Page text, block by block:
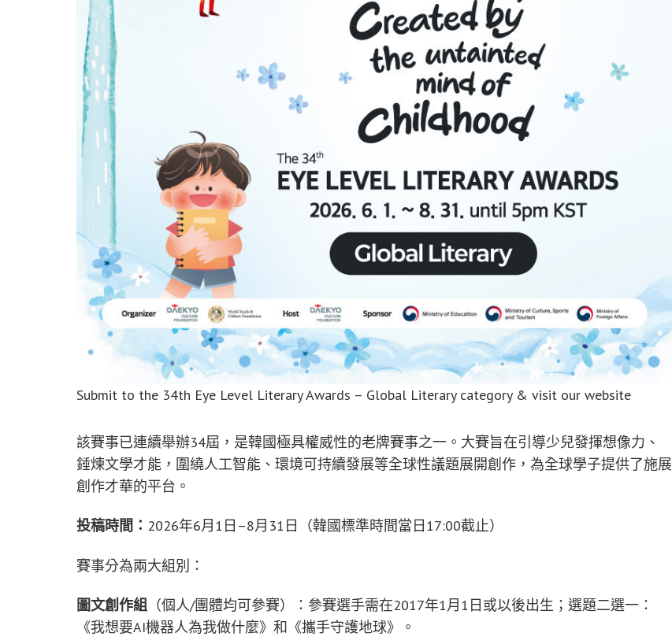
Submit to the 34th Eye Level Literary Awards – Global Literary category & visit our website
該賽事已連續舉辦34屆，是韓國極具權威性的老牌賽事之一。大賽旨在引導少兒發揮想像力、
錘煉文學才能，圍繞人工智能、環境可持續發展等全球性議題展開創作，為全球學子提供了施展
創作才華的平台。
投稿時間： 2026年6月1日–8月31日（韓國標準時間當日17:00截止）
賽事分為兩大組別：
圖文創作組 （個人/團體均可參賽）：參賽選手需在2017年1月1日或以後出生；選題二選一：
《我想要AI機器人為我做什麼》和《攜手守護地球》。